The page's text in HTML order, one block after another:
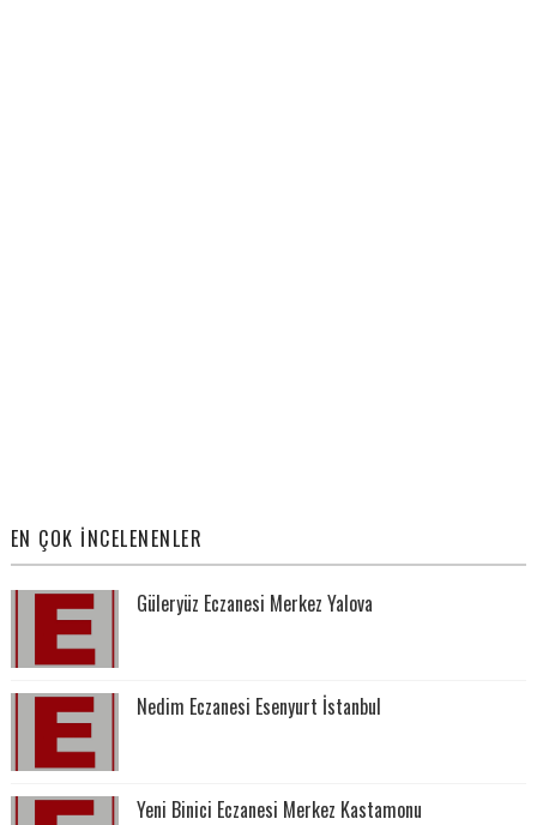
EN ÇOK İNCELENENLER
Güleryüz Eczanesi Merkez Yalova
Nedim Eczanesi Esenyurt İstanbul
Yeni Binici Eczanesi Merkez Kastamonu